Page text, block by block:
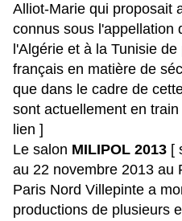
Alliot-Marie qui proposait
connus sous l'appellation
l'Algérie et à la Tunisie
français en matière de
que dans le cadre de
sont actuellement en
lien ]
Le salon MILIPOL 2013 [
au 22 novembre 2013 au
Paris Nord Villepinte a
productions de plusieurs